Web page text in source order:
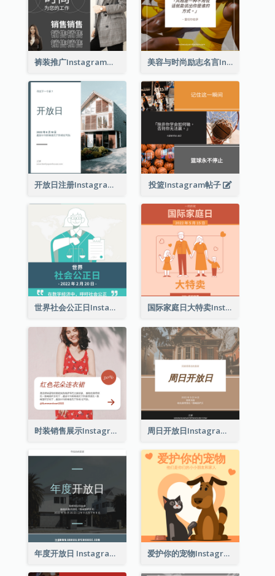
裤装推广Instagram帖子 美容与时尚励志名言Instagram帖子
开放日注册Instagram帖子 投篮Instagram帖子
世界社会公正日Instagram帖子 国际家庭日大特卖Instagram帖子
时装销售展示Instagram帖子 周日开放日Instagram帖子
年度开放日 Instagram 帖子 爱护你的宠物Instagram帖子